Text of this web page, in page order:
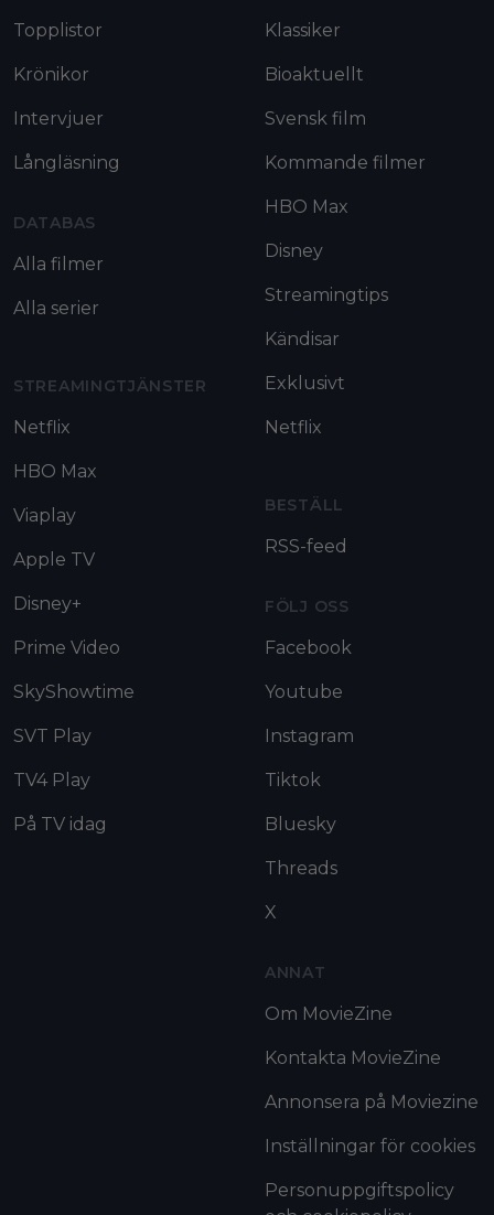
Topplistor
Krönikor
Intervjuer
Långläsning
DATABAS
Alla filmer
Alla serier
STREAMINGTJÄNSTER
Netflix
HBO Max
Viaplay
Apple TV
Disney+
Prime Video
SkyShowtime
SVT Play
TV4 Play
På TV idag
Klassiker
Bioaktuellt
Svensk film
Kommande filmer
HBO Max
Disney
Streamingtips
Kändisar
Exklusivt
Netflix
BESTÄLL
RSS-feed
FÖLJ OSS
Facebook
Youtube
Instagram
Tiktok
Bluesky
Threads
X
ANNAT
Om MovieZine
Kontakta MovieZine
Annonsera på Moviezine
Inställningar för cookies
Personuppgiftspolicy